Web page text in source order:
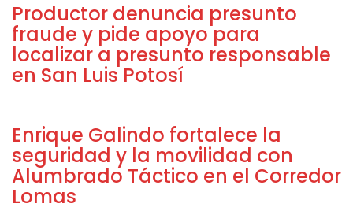
Productor denuncia presunto
fraude y pide apoyo para
localizar a presunto responsable
en San Luis Potosí
Enrique Galindo fortalece la
seguridad y la movilidad con
Alumbrado Táctico en el Corredor
Lomas